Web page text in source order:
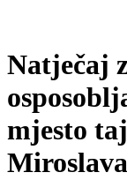
Natječaj
mjesto